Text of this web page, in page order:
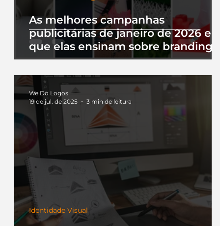
As melhores campanhas
publicitárias de janeiro de 2026 e
que elas ensinam sobre branding
Identidade Visual
We Do Logos
19 de jul. de 2025
3 min de leitura